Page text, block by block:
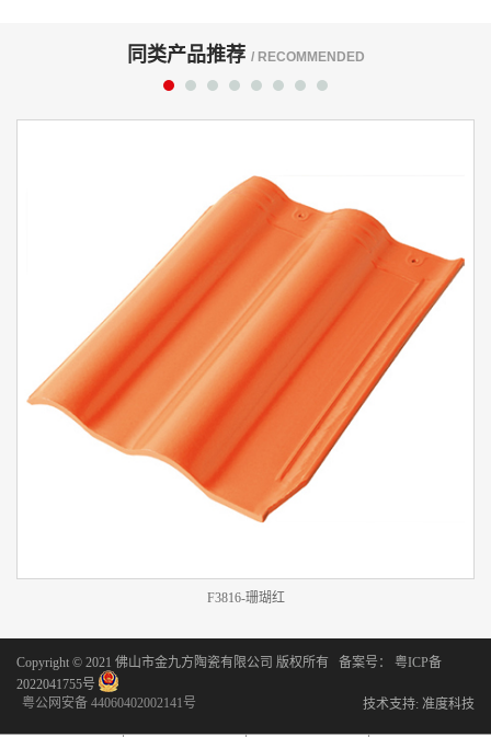
同类产品推荐 / RECOMMENDED
F3816-珊瑚红
Copyright © 2021 佛山市金九方陶瓷有限公司 版权所有 备案号：
粤ICP备
2022041755号
粤公网安备 44060402002141号
技术支持: 准度科技